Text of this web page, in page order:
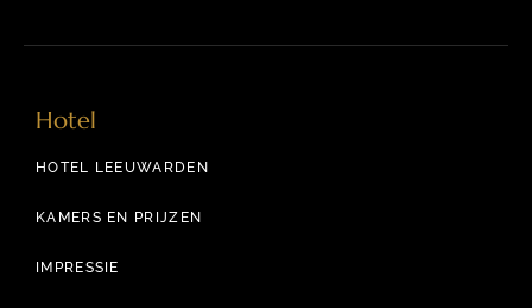
Hotel
HOTEL LEEUWARDEN
KAMERS EN PRIJZEN
IMPRESSIE